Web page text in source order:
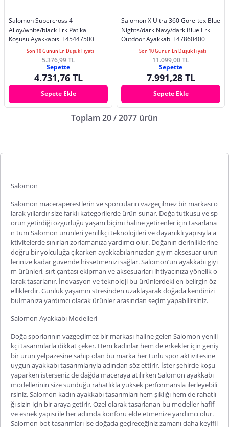
Salomon Supercross 4
Alloy/white/black Erk Patika
Koşusu Ayakkabısı L45447500
Son 10 Günün En Düşük Fiyatı
5.376,99 TL
Sepette
4.731,76 TL
Sepete Ekle
Salomon X Ultra 360 Gore-tex Blue
Nights/dark Navy/dark Blue Erk
Outdoor Ayakkabı L47860400
Son 10 Günün En Düşük Fiyatı
11.099,00 TL
Sepette
7.991,28 TL
Sepete Ekle
Toplam 20 / 2077 ürün
Salomon
Salomon maceraperestlerin ve sporcuların vazgeçilmez bir markası o
larak yıllardır size farklı kategorilerde ürün sunar. Doğa tutkusu ve sp
orun getirdiği özgürlüğü yaşam biçimi haline getirenler için tasarlana
n tüm Salomon ürünleri yenilikçi teknolojileri ve dayanıklı yapısıyla a
ktivitelerde sınırları zorlamanıza yardımcı olur. Doğanın derinliklerine
doğru bir yolculuğa çıkarken ayakkabılarınızdan giyim aksesuar ürün
lerinize kadar güvende hissetmenizi sağlar. Salomon’un ayakkabı giyi
m ürünleri, sırt çantası ekipman ve aksesuarları ihtiyacınıza yönelik o
larak tasarlanır. İnovasyon ve teknoloji bu ürünlerdeki en belirgin öz
elliklerdir. Günlük yaşamın stresinden uzaklaşarak doğada kendinizi
bulmanıza yardımcı olacak ürünler arasından seçim yapabilirsiniz.
Salomon Ayakkabı Modelleri
Doğa sporlarının vazgeçilmez bir markası haline gelen Salomon yenili
kçi tasarımlarla dikkat çeker. Hem kadınlar hem de erkekler için geniş
bir ürün yelpazesine sahip olan bu marka her türlü spor aktivitesine
uygun ayakkabı tasarımlarıyla adından söz ettirir. İster şehirde koşu
yaparken isterseniz de dağda maceraya atılırken Salomon ayakkabı
modellerinin size sunduğu rahatlıkla yüksek performansla ilerleyebili
rsiniz.Salomon kadın ayakkabıtasarımları hem şıklığı hem de rahatlı
ğı sizin için bir araya getirir. Özel olarak tasarlanan bu modeller hafif
ve esnek yapısı ile her adımda konforu elde etmenize yardımcı olur.
Salomon bottasarımları ise doğada geçireceğiniz zamanı daha keyifli